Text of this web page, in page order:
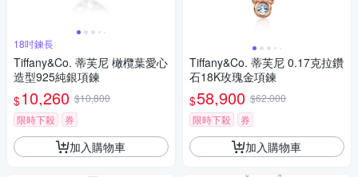
18吋鍊長
Tiffany&Co. 蒂芙尼 橄欖葉愛心
造型925純銀項鍊
$10,260 $10,800
限時下殺
券
加入購物車
Tiffany&Co. 蒂芙尼 0.17克拉鑽
石18K玫瑰金項鍊
$58,900 $62,000
限時下殺
券
加入購物車